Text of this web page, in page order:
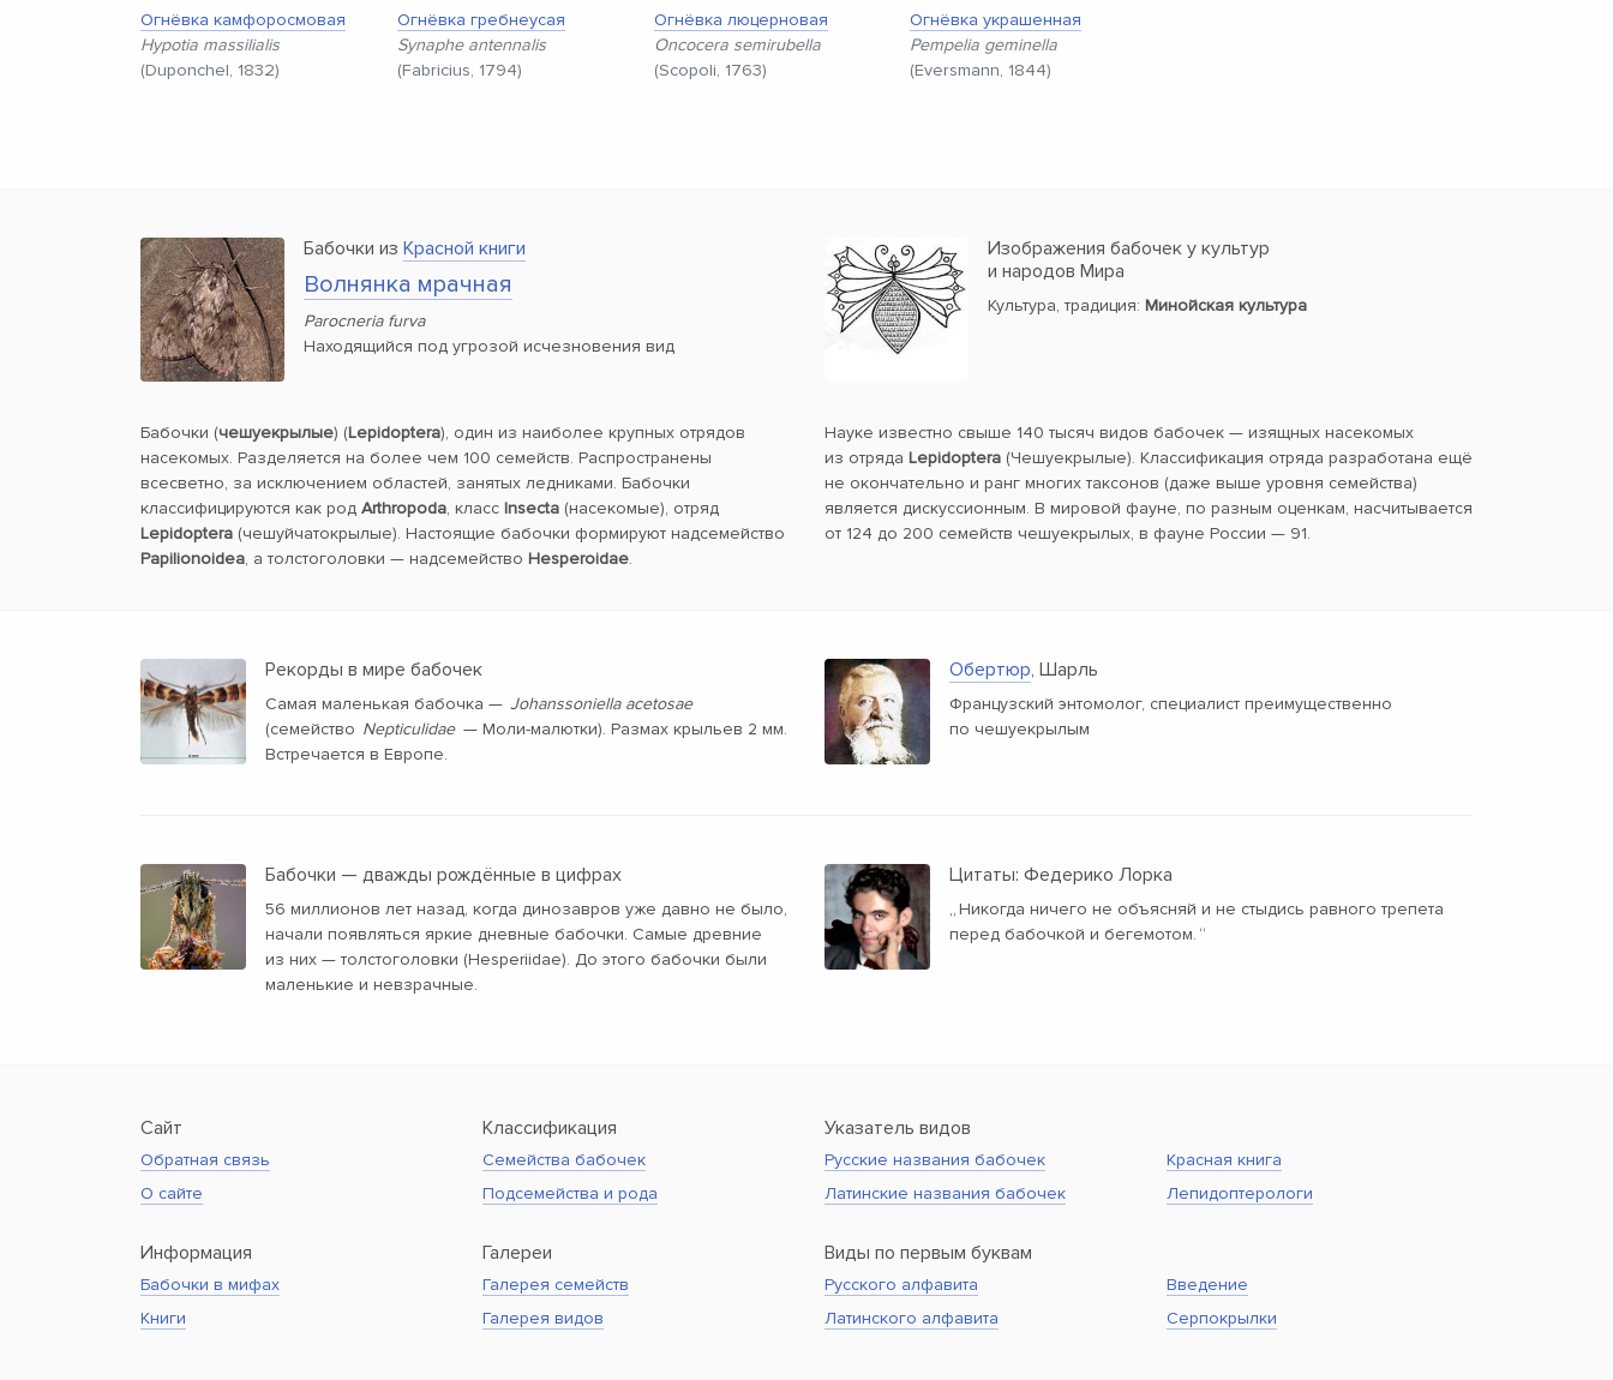
Огнёвка камфоросмовая
Hypotia massilialis
(Duponchel, 1832)
Огнёвка гребнеусая
Synaphe antennalis
(Fabricius, 1794)
Огнёвка люцерновая
Oncocera semirubella
(Scopoli, 1763)
Огнёвка украшенная
Pempelia geminella
(Eversmann, 1844)
Бабочки из Красной книги
Волнянка мрачная
Parocneria furva
Находящийся под угрозой исчезновения вид
Изображения бабочек у культур
и народов Мира
Культура, традиция: Минойская культура
Бабочки (чешуекрылые) (Lepidoptera), один из наиболее крупных отрядов
насекомых. Разделяется на более чем 100 семейств. Распространены
всесветно, за исключением областей, занятых ледниками. Бабочки
классифицируются как род Arthropoda, класс Insecta (насекомые), отряд
Lepidoptera (чешуйчатокрылые). Настоящие бабочки формируют надсемейство
Papilionoidea, а толстоголовки — надсемейство Hesperoidae.
Науке известно свыше 140 тысяч видов бабочек — изящных насекомых
из отряда Lepidoptera (Чешуекрылые). Классификация отряда разработана ещё
не окончательно и ранг многих таксонов (даже выше уровня семейства)
является дискуссионным. В мировой фауне, по разным оценкам, насчитывается
от 124 до 200 семейств чешуекрылых, в фауне России — 91.
Рекорды в мире бабочек
Самая маленькая бабочка — Johanssoniella acetosae
(семейство Nepticulidae — Моли-малютки). Размах крыльев 2 мм.
Встречается в Европе.
Обертюр, Шарль
Французский энтомолог, специалист преимущественно
по чешуекрылым
Бабочки — дважды рождённые в цифрах
56 миллионов лет назад, когда динозавров уже давно не было,
начали появляться яркие дневные бабочки. Самые древние
из них — толстоголовки (Hesperiidae). До этого бабочки были
маленькие и невзрачные.
Цитаты: Федерико Лорка
„Никогда ничего не объясняй и не стыдись равного трепета
перед бабочкой и бегемотом. “
Сайт
Обратная связь
О сайте
Информация
Бабочки в мифах
Книги
Классификация
Семейства бабочек
Подсемейства и рода
Галереи
Галерея семейств
Галерея видов
Указатель видов
Русские названия бабочек
Латинские названия бабочек
Виды по первым буквам
Русского алфавита
Латинского алфавита
Красная книга
Лепидоптерологи
Введение
Серпокрылки